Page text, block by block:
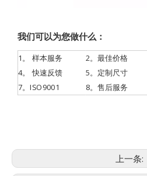
我们可以为您做什么：
1。 样本服务 2。最佳价格
4。快速反馈 5。定制尺寸
7。ISO9001
8。售后服务
上一条: